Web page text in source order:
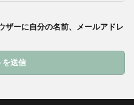
ザーに自分の名前、メールアドレ